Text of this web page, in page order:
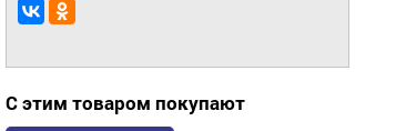
С этим товаром покупают